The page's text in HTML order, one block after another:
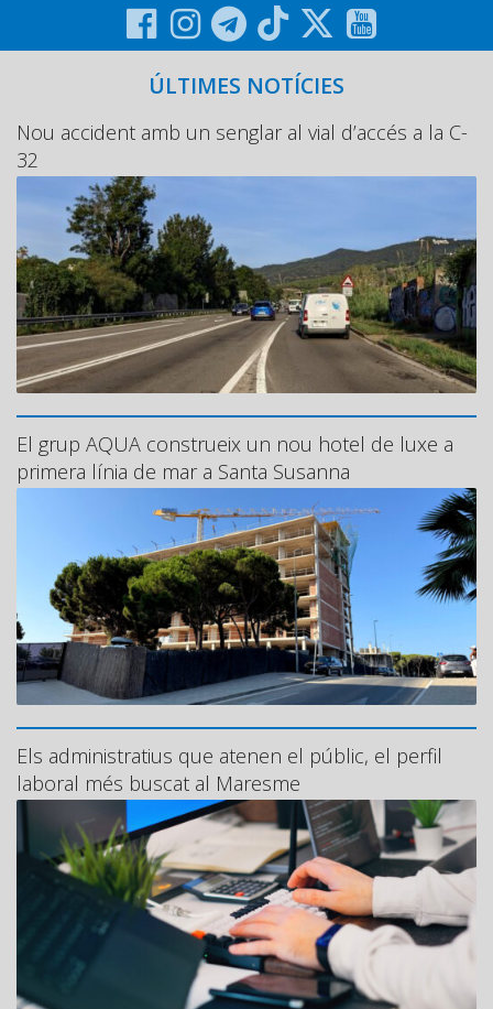
ÚLTIMES NOTÍCIES
Nou accident amb un senglar al vial d’accés a la C-
32
El grup AQUA construeix un nou hotel de luxe a
primera línia de mar a Santa Susanna
Els administratius que atenen el públic, el perfil
laboral més buscat al Maresme